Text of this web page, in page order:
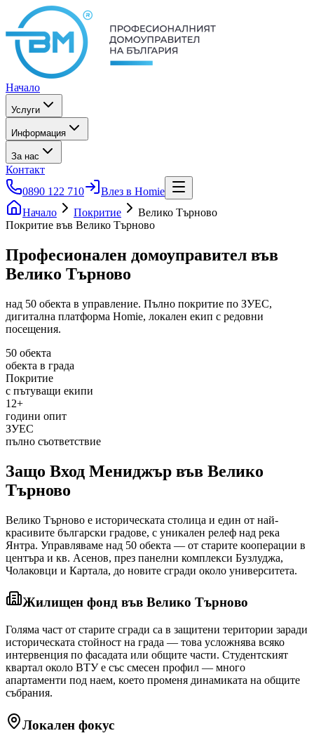
Начало
Услуги
Информация
За нас
Контакт
0890 122 710
Влез в Homie
Начало
Покритие
Велико Търново
Покритие във Велико Търново
Професионален домоуправител във
Велико Търново
над 50 обекта в управление. Пълно покритие по ЗУЕС,
дигитална платформа Homie, локален екип с редовни
посещения.
50 обекта
обекта в града
Покритие
с пътуващи екипи
12+
години опит
ЗУЕС
пълно съответствие
Защо Вход Мениджър във Велико
Търново
Велико Търново е историческата столица и един от най-
красивите български градове, с уникален релеф над река
Янтра. Управляваме над 50 обекта — от старите кооперации в
центъра и кв. Асенов, през панелни комплекси Бузлуджа,
Чолаковци и Картала, до новите сгради около университета.
Жилищен фонд във Велико Търново
Голяма част от старите сгради са в защитени територии заради
историческата стойност на града — това усложнява всяко
интервенция по фасадата или общите части. Студентският
квартал около ВТУ е със смесен профил — много
апартаменти под наем, което променя динамиката на общите
събрания.
Локален фокус